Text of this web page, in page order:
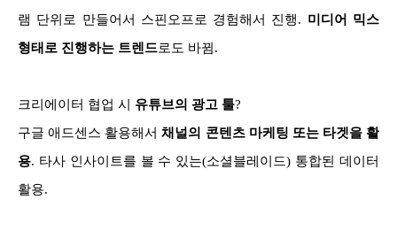
램 단위로 만들어서 스핀오프로 경험해서 진행. 미디어 믹스
형태로 진행하는 트렌드로도 바뀜.
크리에이터 협업 시 유튜브의 광고 툴?
구글 애드센스 활용해서채널의 콘텐츠 마케팅 또는 타겟을 활
용. 타사 인사이트를 볼 수 있는(소셜블레이드) 통합된 데이터
활용.